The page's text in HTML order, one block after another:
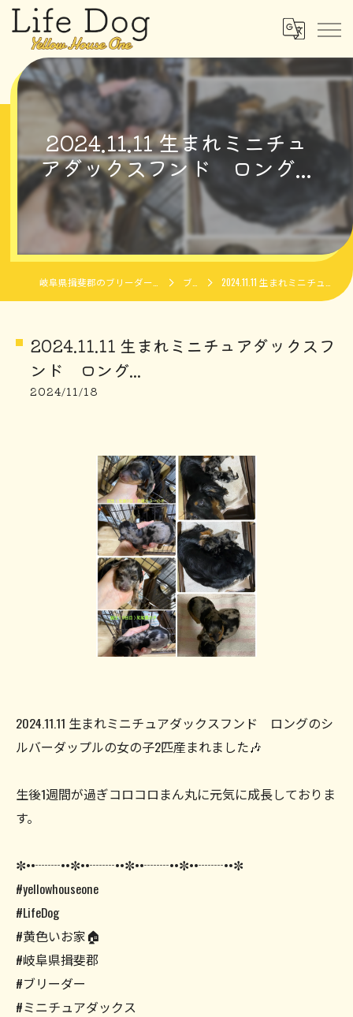
2024.11.11 生まれミニチュ
アダックスフンド ロング...
ブログ 2024.11.11 生まれミニチュアダックスフンド ロング...
2024.11.11 生まれミニチュアダックスフ
ンド ロング...
2024/11/18
2024.11.11 生まれミニチュアダックスフンド ロングのシ
ルバーダップルの女の子2匹産まれました🎶
生後1週間が過ぎコロコロまん丸に元気に成長しておりま
す。
✼••┈┈••✼••┈┈••✼••┈┈••✼••┈┈••✼
#yellowhouseone
#LifeDog
#黄色いお家🏠
#岐阜県揖斐郡
#ブリーダー
#ミニチュアダックス